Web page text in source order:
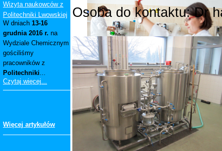
Wizyta naukowców z
Politechniki Lwowskiej
W dniach 13-16
grudnia 2016 r. na
Wydziale Chemicznym
gościliśmy
pracowników z
Politechniki...
Czytaj więcej...
Więcej artykułów
Osoba do kontaktu: Dr